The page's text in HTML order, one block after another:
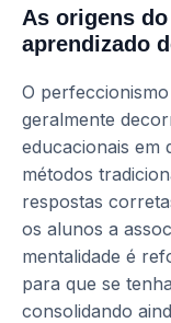
As origens
aprendizado
O
geralmente
educacionais em
métodos
respostas
os alunos a
mentalidade é
para que se
consolidando